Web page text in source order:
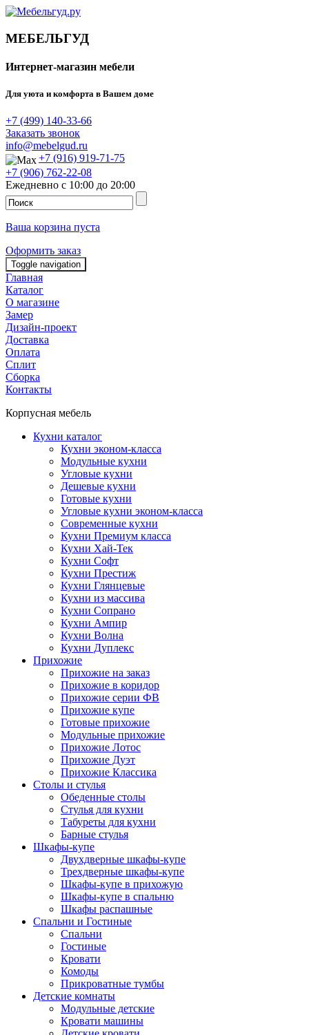
МЕБЕЛЬГУД
Интернет-магазин мебели
Для уюта и комфорта в Вашем доме
+7 (499) 140-33-66
Заказать звонок
info@mebelgud.ru
+7 (916) 919-71-75
+7 (906) 762-22-08
Ежедневно с 10:00 до 20:00
Ваша корзина пуста
Оформить заказ
Toggle navigation
Главная
Каталог
О магазине
Замер
Дизайн-проект
Доставка
Оплата
Сплит
Сборка
Контакты
Корпусная мебель
Кухни каталог
Кухни эконом-класса
Модульные кухни
Угловые кухни
Дешевые кухни
Готовые кухни
Угловые кухни эконом-класса
Современные кухни
Кухни Премиум класса
Кухни Хай-Тек
Кухни Софт
Кухни Престиж
Кухни Глянцевые
Кухни из массива
Кухни Сопрано
Кухни Ампир
Кухни Волна
Кухни Дуплекс
Прихожие
Прихожие на заказ
Прихожие в коридор
Прихожие серии ФВ
Прихожие купе
Готовые прихожие
Модульные прихожие
Прихожие Лотос
Прихожие Дуэт
Прихожие Классика
Столы и стулья
Обеденные столы
Стулья для кухни
Табуреты для кухни
Барные стулья
Шкафы-купе
Двухдверные шкафы-купе
Трехдверные шкафы-купе
Шкафы-купе в прихожую
Шкафы-купе в спальню
Шкафы распашные
Спальни и Гостиные
Спальни
Гостиные
Кровати
Комоды
Прикроватные тумбы
Детские комнаты
Модульные детские
Кровати машины